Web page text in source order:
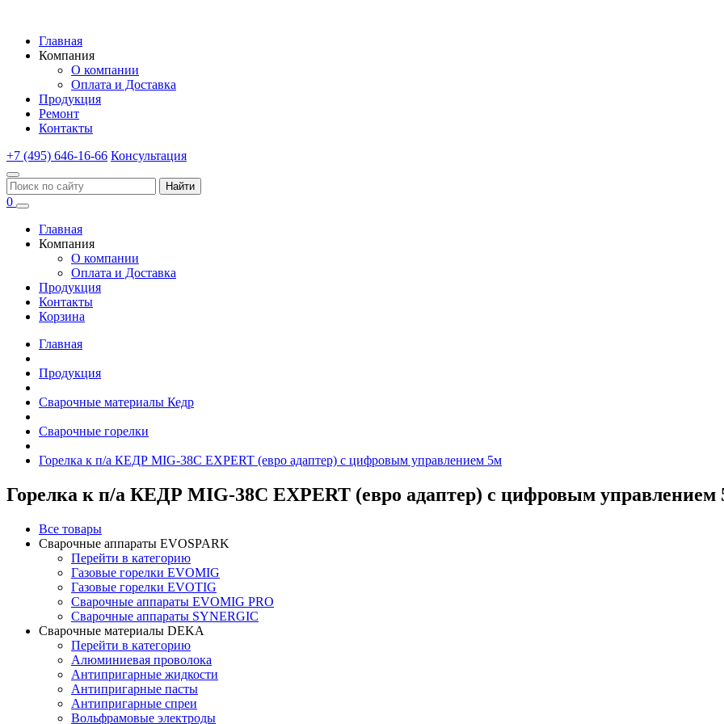
Главная
Компания
О компании
Оплата и Доставка
Продукция
Ремонт
Контакты
+7 (495) 646-16-66 Консультация
Найти
0
Главная
Компания
О компании
Оплата и Доставка
Продукция
Контакты
Корзина
Главная
Продукция
Сварочные материалы Кедр
Сварочные горелки
Горелка к п/а КЕДР MIG-38C EXPERT (евро адаптер) с цифровым управлением 5м
Горелка к п/а КЕДР MIG-38C EXPERT (евро адаптер) с цифровым управлением
Все товары
Сварочные аппараты EVOSPARK
Перейти в категорию
Газовые горелки EVOMIG
Газовые горелки EVOTIG
Сварочные аппараты EVOMIG PRO
Сварочные аппараты SYNERGIC
Сварочные материалы DEKA
Перейти в категорию
Алюминиевая проволока
Антипригарные жидкости
Антипригарные пасты
Антипригарные спреи
Вольфрамовые электроды